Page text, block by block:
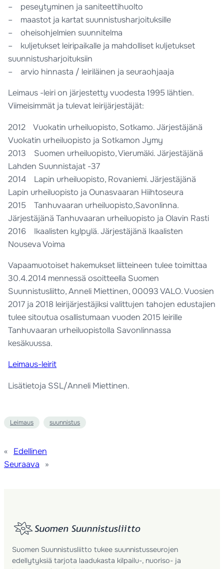
– peseytyminen ja saniteettihuolto
– maastot ja kartat suunnistusharjoituksille
– oheisohjelmien suunnitelma
– kuljetukset leiripaikalle ja mahdolliset kuljetukset
suunnistusharjoituksiin
– arvio hinnasta / leiriläinen ja seuraohjaaja
Leimaus -leiri on järjestetty vuodesta 1995 lähtien.
Viimeisimmät ja tulevat leirijärjestäjät:
2012 Vuokatin urheiluopisto, Sotkamo. Järjestäjänä
Vuokatin urheiluopisto ja Sotkamon Jymy
2013 Suomen urheiluopisto, Vierumäki. Järjestäjänä
Lahden Suunnistajat -37
2014 Lapin urheiluopisto, Rovaniemi. Järjestäjänä
Lapin urheiluopisto ja Ounasvaaran Hiihtoseura
2015 Tanhuvaaran urheiluopisto,Savonlinna.
Järjestäjänä Tanhuvaaran urheiluopisto ja Olavin Rasti
2016 Ikaalisten kylpylä. Järjestäjänä Ikaalisten
Nouseva Voima
Vapaamuotoiset hakemukset liitteineen tulee toimittaa
30.4.2014 mennessä osoitteella Suomen
Suunnistusliitto, Anneli Miettinen, 00093 VALO. Vuosien
2017 ja 2018 leirijärjestäjiksi valittujen tahojen edustajien
tulee sitoutua osallistumaan vuoden 2015 leirille
Tanhuvaaran urheiluopistolla Savonlinnassa
kesäkuussa.
Leimaus-leirit
Lisätietoja SSL/Anneli Miettinen.
Leimaus suunnistus
«
Edellinen
Seuraava
»
Suomen Suunnistusliitto tukee suunnistusseurojen
edellytyksiä tarjota laadukasta kilpailu-, nuoriso- ja